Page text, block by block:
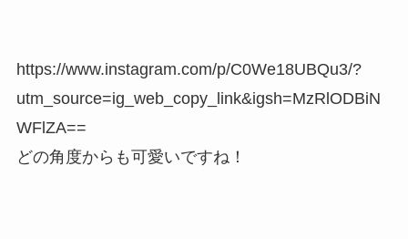
https://www.instagram.com/p/C0We18UBQu3/?
utm_source=ig_web_copy_link&igsh=MzRlODBiN
WFlZA==
どの角度からも可愛いですね！